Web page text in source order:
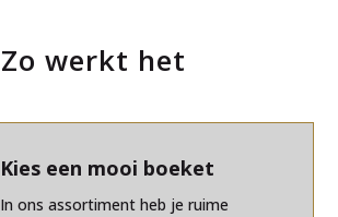
Zo werkt het
Kies een mooi boeket
In ons assortiment heb je ruime